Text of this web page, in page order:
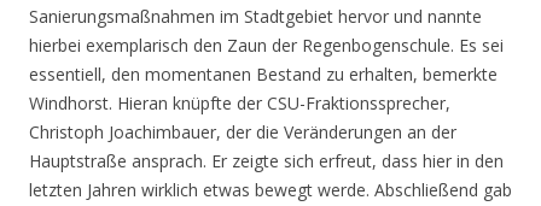
Sanierungsmaßnahmen im Stadtgebiet hervor und nannte
hierbei exemplarisch den Zaun der Regenbogenschule. Es sei
essentiell, den momentanen Bestand zu erhalten, bemerkte
Windhorst. Hieran knüpfte der CSU-Fraktionssprecher,
Christoph Joachimbauer, der die Veränderungen an der
Hauptstraße ansprach. Er zeigte sich erfreut, dass hier in den
letzten Jahren wirklich etwas bewegt werde. Abschließend gab